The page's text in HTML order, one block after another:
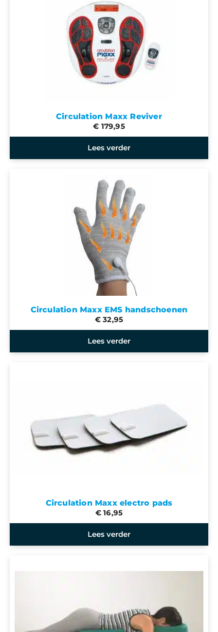
Circulation Maxx Reviver
€ 179,95
Lees verder
Circulation Maxx EMS handschoenen
€ 32,95
Lees verder
Circulation Maxx electro pads
€ 16,95
Lees verder